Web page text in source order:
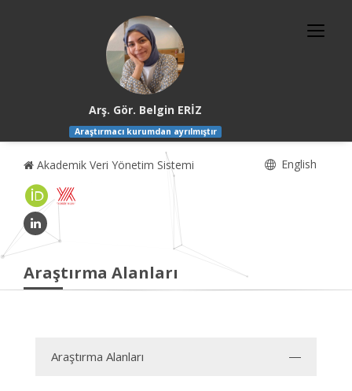
Arş. Gör. Belgin ERİZ
Araştırmacı kurumdan ayrılmıştır
Akademik Veri Yönetim Sistemi English
Araştırma Alanları
Araştırma Alanları